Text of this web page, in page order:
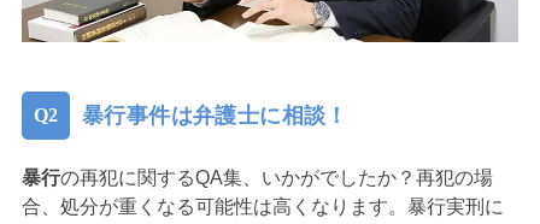
暴行事件は弁護士に相談！
暴行の再犯に関するQA集、いかがでしたか？再犯の場
合、処分が重くなる可能性は高くなります。暴行実刑に